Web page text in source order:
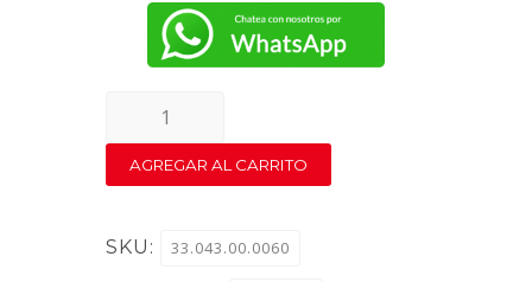
MAC03
–
HEART
quantity
AGREGAR AL CARRITO
SKU: 33.043.00.0060